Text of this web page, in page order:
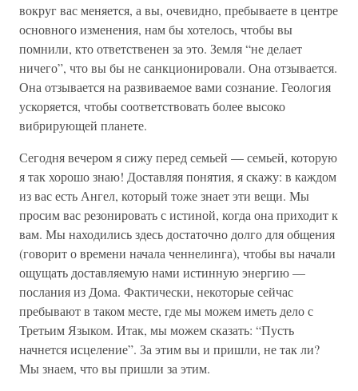
вокруг вас меняется, а вы, очевидно, пребываете в центре
основного изменения, нам бы хотелось, чтобы вы
помнили, кто ответственен за это. Земля “не делает
ничего”, что вы бы не санкционировали. Она отзывается.
Она отзывается на развиваемое вами сознание. Геология
ускоряется, чтобы соответствовать более высоко
вибрирующей планете.
Сегодня вечером я сижу перед семьей — семьей, которую
я так хорошо знаю! Доставляя понятия, я скажу: в каждом
из вас есть Ангел, который тоже знает эти вещи. Мы
просим вас резонировать с истиной, когда она приходит к
вам. Мы находились здесь достаточно долго для общения
(говорит о времени начала ченнелинга), чтобы вы начали
ощущать доставляемую нами истинную энергию —
послания из Дома. Фактически, некоторые сейчас
пребывают в таком месте, где мы можем иметь дело с
Третьим Языком. Итак, мы можем сказать: “Пусть
начнется исцеление”. За этим вы и пришли, не так ли?
Мы знаем, что вы пришли за этим.